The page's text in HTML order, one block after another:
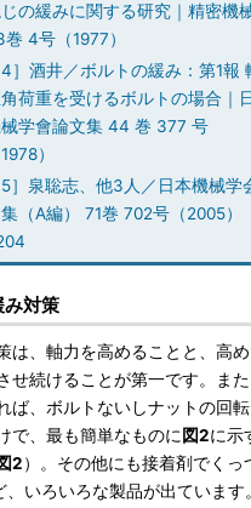
の緩みに関する研究｜精密機
4号（1977）
4］酒井／ボルトの緩み：第1報
荷重を受けるボルトの場合｜
学會論文集 44 巻 377 号
1978）
5］泉聡志、他3人／日本機械学
（A編） 71巻 702号（2005）
み対策
は、軸力を高めることと、高
せ続けることが第一です。ま
ば、ボルトないしナットの回
で、最も簡単なものに 図2に示
2）。その他にも接着剤でくっ
、いろいろな製品が出ています